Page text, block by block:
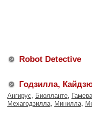
Robot Detective
Годзилла,
Ангирус, Биолланте, Гамера
Мехагодзилла, Минилла,